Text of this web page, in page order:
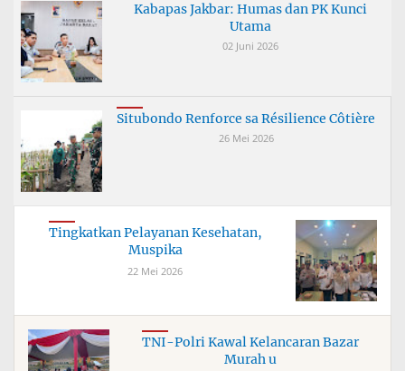
Kabapas Jakbar: Humas dan PK Kunci
Utama
02 Juni 2026
Situbondo Renforce sa Résilience Côtière
26 Mei 2026
Tingkatkan Pelayanan Kesehatan,
Muspika
22 Mei 2026
TNI-Polri Kawal Kelancaran Bazar
Murah u